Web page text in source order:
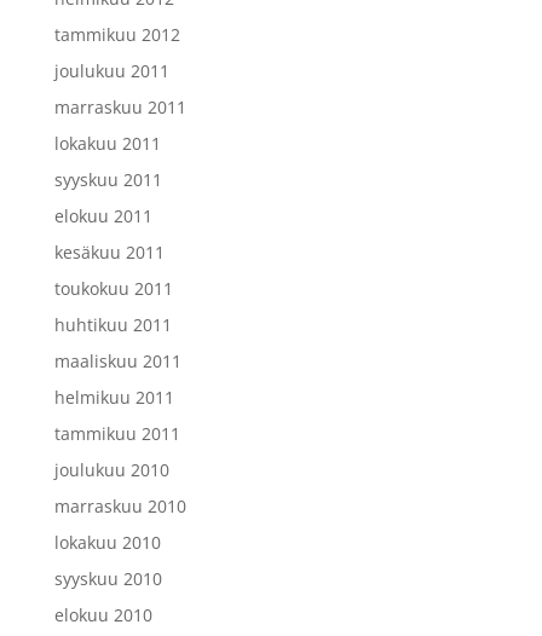
tammikuu 2012
joulukuu 2011
marraskuu 2011
lokakuu 2011
syyskuu 2011
elokuu 2011
kesäkuu 2011
toukokuu 2011
huhtikuu 2011
maaliskuu 2011
helmikuu 2011
tammikuu 2011
joulukuu 2010
marraskuu 2010
lokakuu 2010
syyskuu 2010
elokuu 2010